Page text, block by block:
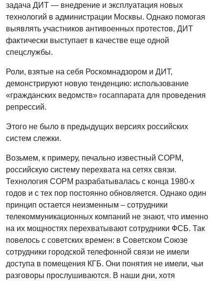
задача ДИТ — внедрение и эксплуатация новых
технологий в администрации Москвы. Однако помогая
выявлять участников антивоенных протестов, ДИТ
фактически выступает в качестве еще одной
спецслужбы.
Роли, взятые на себя Роскомнадзором и ДИТ,
демонстрируют новую тенденцию: использование
«гражданских ведомств» госаппарата для проведения
репрессий.
Этого не было в предыдущих версиях российских
систем слежки.
Возьмем, к примеру, печально известный СОРМ,
российскую систему перехвата на сетях связи.
Технология СОРМ разрабатывалась с конца 1980-х
годов и с тех пор постоянно обновляется. Однако один
принцип остается неизменным – сотрудники
телекоммуникационных компаний не знают, что именно
на их мощностях перехватывают сотрудники ФСБ. Так
повелось с советских времен: в Советском Союзе
сотрудники городской телефонной связи не имели
доступа в помещения КГБ. Они понятия не имели, чьи
разговоры прослушиваются. В наши дни, хотя